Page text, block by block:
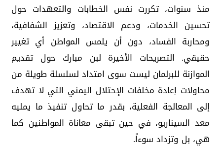
منذ سنوات، تكررت نفس الخطابات والتعهدات حول
تحسين الخدمات، ودعم الاقتصاد، وتعزيز الشفافية،
ومحاربة الفساد، دون أن يلمس المواطن أي تغيير
حقيقي. التصريحات الأخيرة لبن مبارك حول تقديم
الموازنة للبرلمان ليست سوى امتداد لسلسلة طويلة من
محاولات إعادة مخلفات الإحتلال اليمني التي لا تهدف
إلى المعالجة الفعلية، بقدر ما تحاول تنفيذ ما يمليه
معد السيناريو، في حين تبقى معاناة المواطنين كما
هي، بل وتزداد سوءاً.